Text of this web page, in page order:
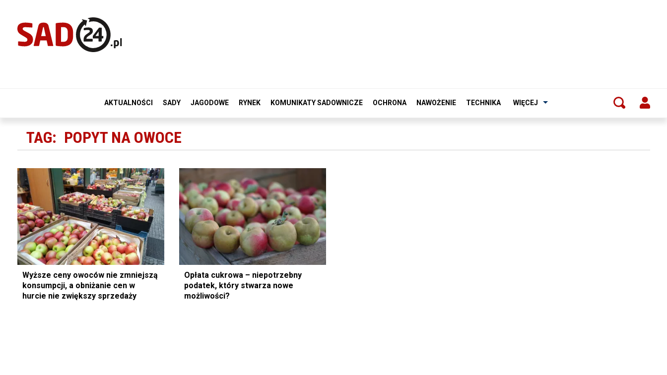
AKTUALNOŚCI SADY JAGODOWE RYNEK KOMUNIKATY SADOWNICZE OCHRONA NAWOŻENIE TECHNIKA WIĘCEJ
TAG: POPYT NA OWOCE
Wyższe ceny owoców nie zmniejszą
konsumpcji, a obniżanie cen w
hurcie nie zwiększy sprzedaży
Opłata cukrowa – niepotrzebny
podatek, który stwarza nowe
możliwości?